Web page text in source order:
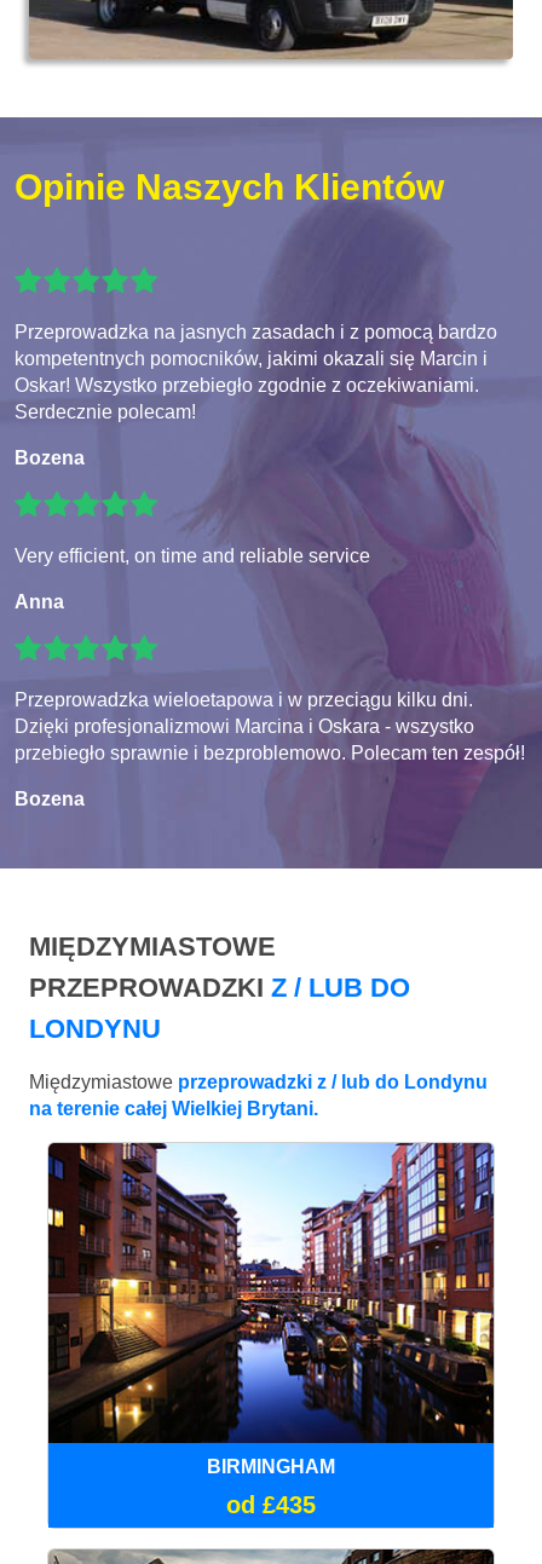
Opinie Naszych Klientów
Przeprowadzka na jasnych zasadach i z pomocą bardzo
kompetentnych pomocników, jakimi okazali się Marcin i
Oskar! Wszystko przebiegło zgodnie z oczekiwaniami.
Serdecznie polecam!
Bozena
Very efficient, on time and reliable service
Anna
Przeprowadzka wieloetapowa i w przeciągu kilku dni.
Dzięki profesjonalizmowi Marcina i Oskara - wszystko
przebiegło sprawnie i bezproblemowo. Polecam ten zespół!
Bozena
MIĘDZYMIASTOWE
PRZEPROWADZKI Z / LUB DO
LONDYNU
Międzymiastowe przeprowadzki z / lub do Londynu
na terenie całej Wielkiej Brytani.
BIRMINGHAM
od £435